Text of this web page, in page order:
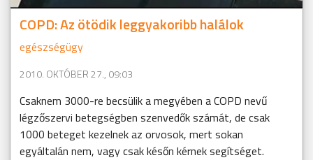
COPD: Az ötödik leggyakoribb halálok
egészségügy
2010. OKTÓBER 27., 09:03
Csaknem 3000-re becsülik a megyében a COPD nevű
légzőszervi betegségben szenvedők számát, de csak
1000 beteget kezelnek az orvosok, mert sokan
egyáltalán nem, vagy csak későn kérnek segítséget.